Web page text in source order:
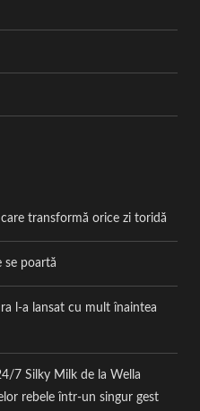
transformă orice zi toridă
se poartă
l-a lansat cu mult înaintea
7 Silky Milk de la Wella
rebele într-un singur gest